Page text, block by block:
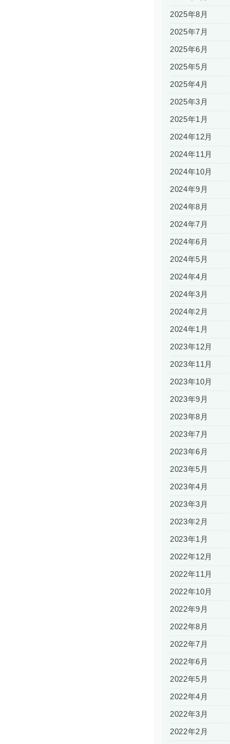
2025年8月
2025年7月
2025年6月
2025年5月
2025年4月
2025年3月
2025年1月
2024年12月
2024年11月
2024年10月
2024年9月
2024年8月
2024年7月
2024年6月
2024年5月
2024年4月
2024年3月
2024年2月
2024年1月
2023年12月
2023年11月
2023年10月
2023年9月
2023年8月
2023年7月
2023年6月
2023年5月
2023年4月
2023年3月
2023年2月
2023年1月
2022年12月
2022年11月
2022年10月
2022年9月
2022年8月
2022年7月
2022年6月
2022年5月
2022年4月
2022年3月
2022年2月